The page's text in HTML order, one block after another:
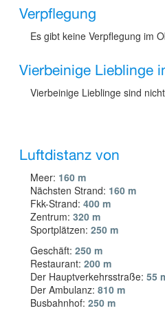
Verpflegung
Es gibt keine Verpflegung im
Vierbeinige Lieblinge
Vierbeinige Lieblinge sind
Luftdistanz von
Meer: 160 m
Nächsten Strand: 160 m
Fkk-Strand: 400 m
Zentrum: 320 m
Sportplätzen: 250 m
Geschäft: 250 m
Restaurant: 200 m
Der Hauptverkehrsstraße: 55
Der Ambulanz: 810 m
Busbahnhof: 250 m